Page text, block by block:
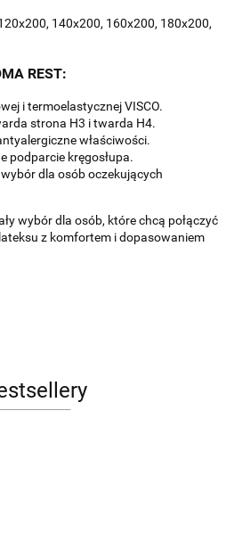
140x200, 160x200, 180x200,
REST:
i termoelastycznej VISCO.
strona H3 i twarda H4.
właściwości.
podparcie kręgosłupa.
dla osób oczekujących
wybór dla osób, które chcą połączyć
z komfortem i dopasowaniem